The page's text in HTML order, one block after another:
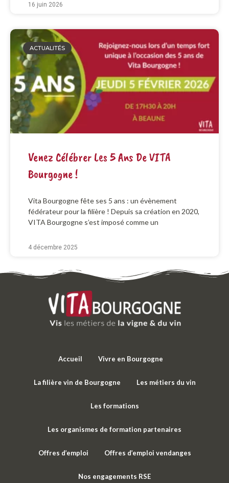
16 juin 2026
ACTUALITÉS
Venez Célébrer Les 5 Ans De VITA
Bourgogne !
Vita Bourgogne fête ses 5 ans : un évènement
fédérateur pour la filière ! Depuis sa création en 2020,
VITA Bourgogne s’est imposé comme un
4 décembre 2025
Accueil Vivre en Bourgogne
La filière vin de Bourgogne Les métiers du vin
Les formations
Les organismes de formation partenaires
Offres d’emploi Offres d’emploi vendanges
Nos engagements RSE